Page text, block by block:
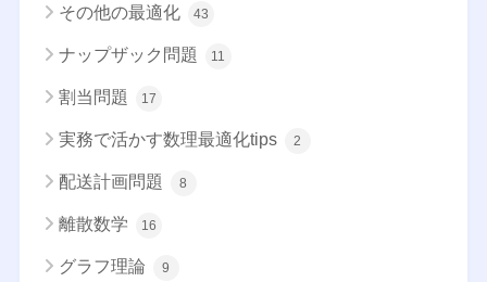
その他の最適化 43
ナップザック問題 11
割当問題 17
実務で活かす数理最適化tips 2
配送計画問題 8
離散数学 16
グラフ理論 9